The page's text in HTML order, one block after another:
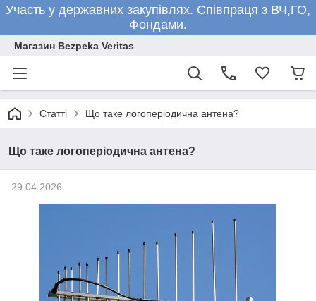
Участь у державних закупівлях. Співпраця з ВЧ,ГО,
Фондами.
Магазин Bezpeka Veritas
Статті Що таке логоперіодична антена?
Що таке логоперіодична антена?
29.04.2026